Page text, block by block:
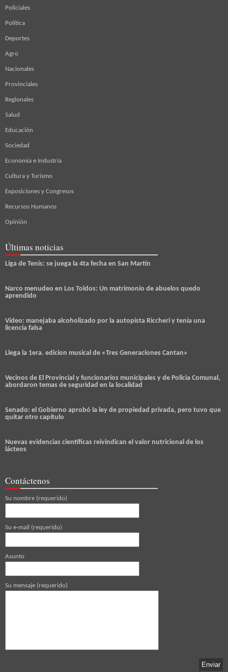
Policiales
Política
Deportes
Agro
Nacionales
Provinciales
Regionales
Salud
Educación
Sociedad
Economía e Industria
Cultura y Turismo
Exposiciones y Congresos
Recursos Humanos
Opinión
Últimas noticias
Liga de Tenis: se juega la 4ta fecha en San Martín
Narco menudeo en Los Toldos: Un matrimonio de abuelos quedo
aprendido
Video: manejaba alcoholizado por la autopista Riccheri y tenía una
licencia falsa
Llega la 1era. edicion musical de «Tres Generaciones Cantan»
Vecinos de El Provincial y funcionarios municipales y de Policia Comunal,
abordaron temas de seguridad en la localidad
Senado: el Gobierno aprobó la ley de propiedad privada, pero tuvo que
quitar otro capítulo
Nuevas evidencias científicas reivindican el valor nutricional de los
lácteos
Contáctenos
Su nombre (requerido)
Su e-mail (requerido)
Asunto
Su mensaje (requerido)